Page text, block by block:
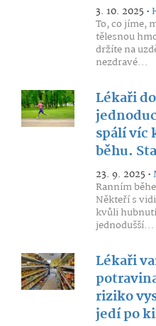
3. 10. 2025 •
To, co jíme,
tělesnou
držíte na
nezdravé...
Lékaři
spálí víc
běhu.
23. 9. 2025 •
Ranním
Někteří s
kvůli
jednodušší...
Lékaři
riziko
jedí po